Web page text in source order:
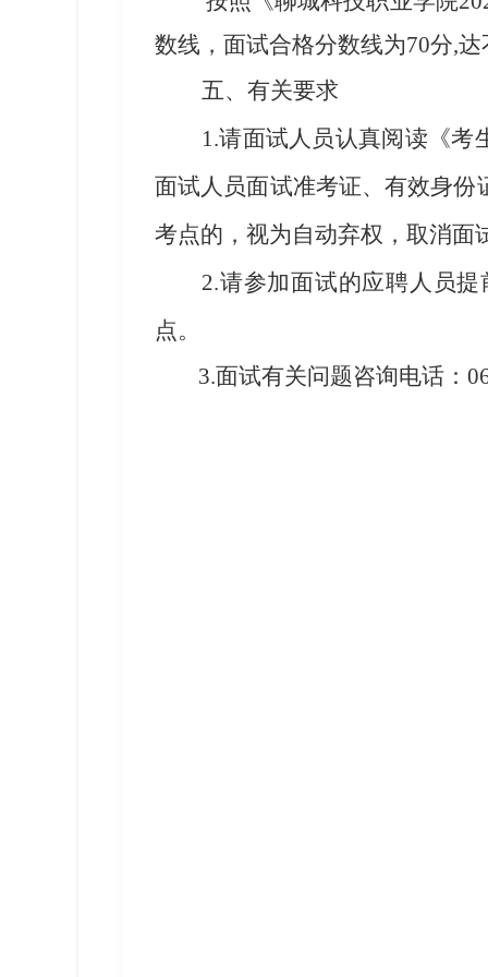
数线，面试合格分数线为70分,
五、有关要求
1.请面试人员认真阅读 《考
面试人员面试准考证、有效身份
考点的，视为自动弃权，取消面
2.请参加面试的应聘人员
点。
3.面试有关问题咨询电话：